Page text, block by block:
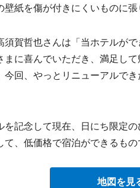
紙を傷が付きにくいものに張
賀哲也さんは「当ホテルが
まに喜んでいただき、満足し
今回、やっとリニューアルで
記念して現在、日にち限定
、低価格で宿泊ができるもの
地図を見